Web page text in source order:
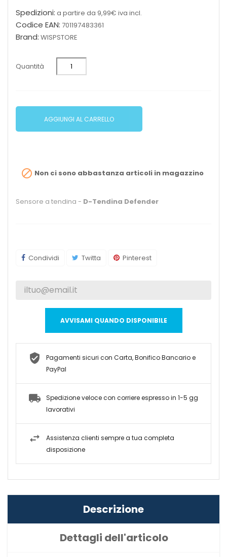
Spedizioni: a partire da 9,99€ iva incl.
Codice EAN: 701197483361
Brand: WISPSTORE
Quantità
AGGIUNGI AL CARRELLO
 Non ci sono abbastanza articoli in magazzino
Sensore a tendina - D-Tendina Defender
Condividi Twitta Pinterest
AVVISAMI QUANDO DISPONIBILE
Pagamenti sicuri con Carta, Bonifico Bancario e
PayPal
Spedizione veloce con corriere espresso in 1-5 gg
lavorativi
Assistenza clienti sempre a tua completa
disposizione
Descrizione
Dettagli dell'articolo